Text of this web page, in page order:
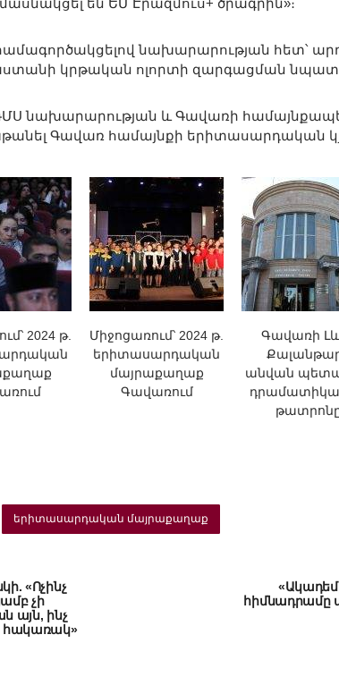
նախարարության հետ՝
կրթական ոլորտի զարգացման
նախարարության և Գավառի
Գավառ համայնքի երիտասարդական
2024 թ.
Միջոցառում՝ 2024 թ.
երիտասարդական
մայրաքաղաք
Գավառում
Գավառի
անվան
երիտասարդական մայրաքաղաք
«Ոչինչ
չի
այն, ինչ
հակառակ»
հիմնադրամը